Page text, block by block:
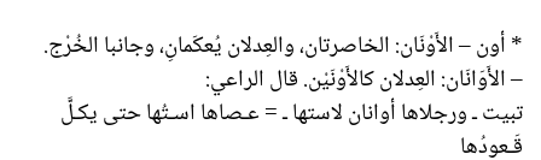
* أون – الأَوْنَان: الخاصرتان، والعِدلان يُعكَمانِ، وجانبا الخُرْج.
– الأَوَانَان: العِدلان كالأَوْنَيْن. قال الراعي:
تبيت ـ ورجلاها أوانان لاستها ـ = عـصاها اسـتُها حتى يكـلَّ
قَـعودُها